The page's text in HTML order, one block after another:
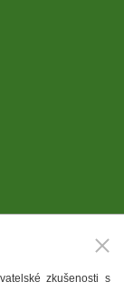
zkušenosti s